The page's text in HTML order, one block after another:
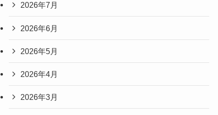
2026年7月
2026年6月
2026年5月
2026年4月
2026年3月